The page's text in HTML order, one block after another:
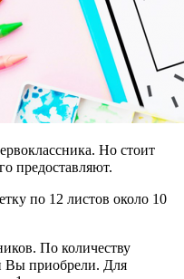
Но стоит
предоставляют.
по 12 листов около 10
По количеству
Вы приобрели. Для